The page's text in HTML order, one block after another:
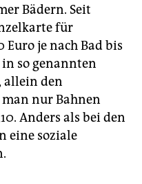
Bädern. Seit
für
Euro je nach Bad bis
so genannten
allein den
nur Bahnen
Anders als bei den
eine soziale